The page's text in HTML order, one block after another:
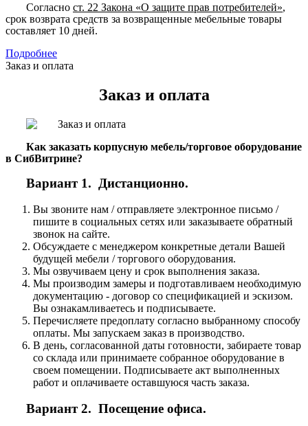
Согласно ст. 22 Закона «О защите прав потребителей»,
срок возврата средств за возвращенные мебельные товары
составляет 10 дней.
Подробнее
Заказ и оплата
Заказ и оплата
Как заказать корпусную мебель/торговое оборудование
в СибВитрине?
Вариант 1. Дистанционно.
Вы звоните нам / отправляете электронное письмо /
пишите в социальных сетях или заказываете обратный
звонок на сайте.
Обсуждаете с менеджером конкретные детали Вашей
будущей мебели / торгового оборудования.
Мы озвучиваем цену и срок выполнения заказа.
Мы производим замеры и подготавливаем необходимую
документацию - договор со спецификацией и эскизом.
Вы ознакамливаетесь и подписываете.
Перечисляете предоплату согласно выбранному способу
оплаты. Мы запускаем заказ в производство.
В день, согласованной даты готовности, забираете товар
со склада или принимаете собранное оборудование в
своем помещении. Подписываете акт выполненных
работ и оплачиваете оставшуюся часть заказа.
Вариант 2. Посещение офиса.